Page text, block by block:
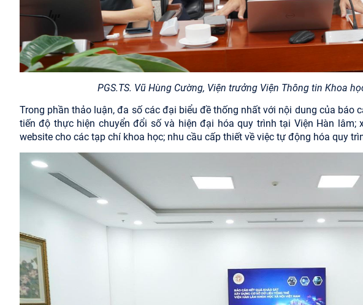
PGS.TS. Vũ Hùng Cường, Viện trưởng Viện Thông tin Khoa
Trong phần thảo luận, đa số các đại biểu đề thống nhất với nội dung của báo
tiến độ thực hiện chuyển đổi số và hiện đại hóa quy trình tại Viện Hàn
website cho các tạp chí khoa học; nhu cầu cấp thiết về việc tự động hóa quy